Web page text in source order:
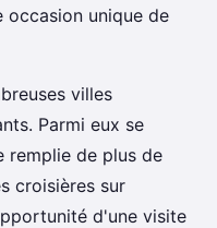
occasion unique de
villes
Parmi eux se
remplie de plus de
croisières sur
d'une visite